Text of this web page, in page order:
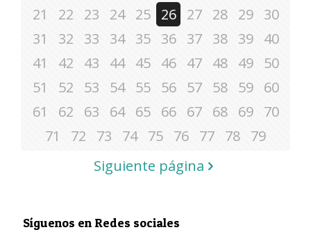
21
22 23 24 25 26 27 28 29
30
31
32 33 34 35 36 37 38 39
40
41
42 43 44 45 46 47 48 49
50
51
52 53 54 55 56 57 58 59
60
61
62 63 64 65 66 67 68 69
70
71
72 73 74 75 76 77 78 79
Siguiente página
Síguenos en Redes sociales